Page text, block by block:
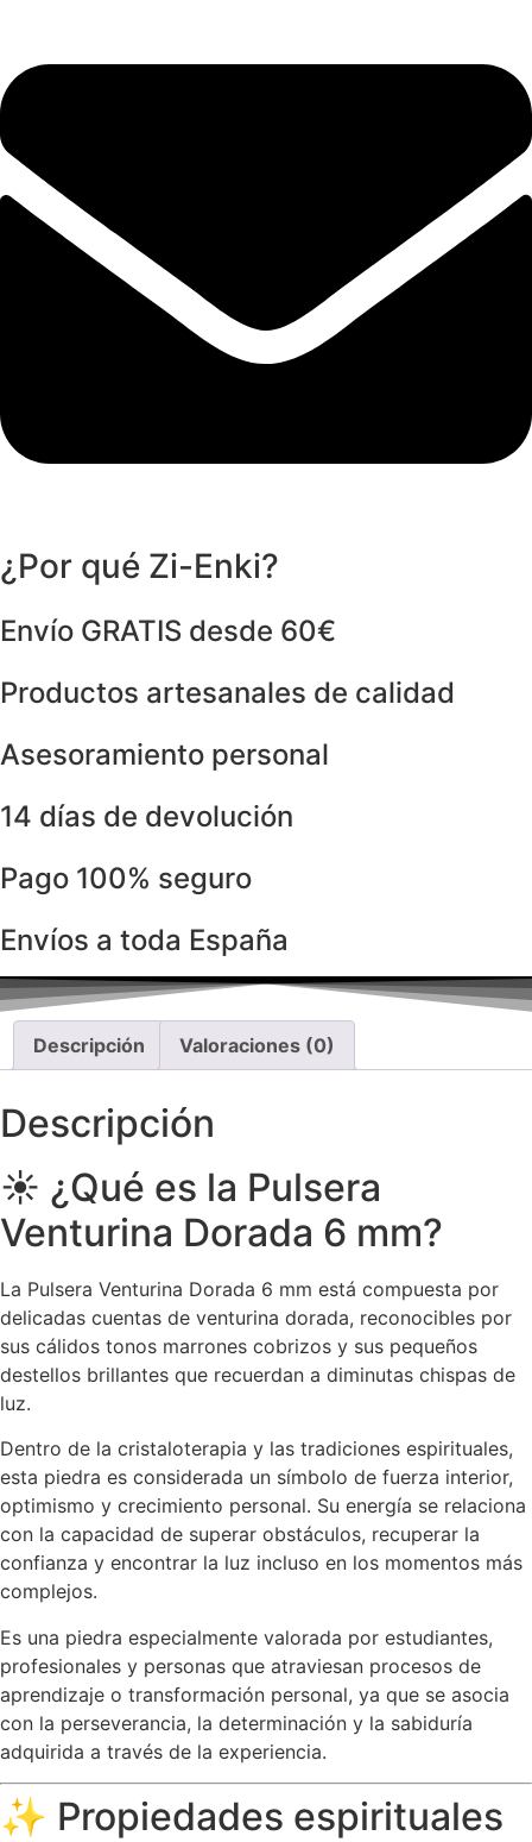
¿Por qué Zi-Enki?
Envío GRATIS desde 60€
Productos artesanales de calidad
Asesoramiento personal
14 días de devolución
Pago 100% seguro
Envíos a toda España
Descripción Valoraciones (0)
Descripción
☀️ ¿Qué es la Pulsera
Venturina Dorada 6 mm?
La Pulsera Venturina Dorada 6 mm está compuesta por
delicadas cuentas de venturina dorada, reconocibles por
sus cálidos tonos marrones cobrizos y sus pequeños
destellos brillantes que recuerdan a diminutas chispas de
luz.
Dentro de la cristaloterapia y las tradiciones espirituales,
esta piedra es considerada un símbolo de fuerza interior,
optimismo y crecimiento personal. Su energía se relaciona
con la capacidad de superar obstáculos, recuperar la
confianza y encontrar la luz incluso en los momentos más
complejos.
Es una piedra especialmente valorada por estudiantes,
profesionales y personas que atraviesan procesos de
aprendizaje o transformación personal, ya que se asocia
con la perseverancia, la determinación y la sabiduría
adquirida a través de la experiencia.
✨ Propiedades espirituales